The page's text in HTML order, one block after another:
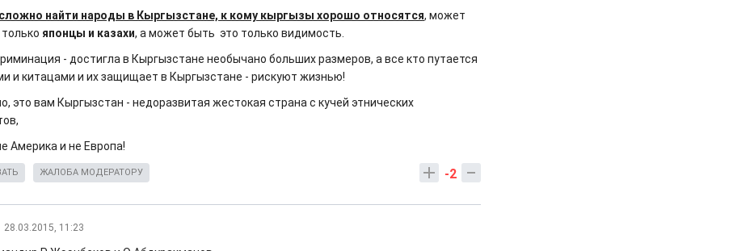
найти народы в Кыргызстане, к кому кыргызы хорошо относятся, может
японцы и казахи, а может быть это только видимость.
- достигла в Кыргызстане необычано больших размеров, а все кто путается
и китацами и их защищает в Кыргызстане - рискуют жизнью!
это вам Кыргызстан - недоразвитая жестокая страна с кучей этнических
Америка и не Европа!
-2
ЖАЛОБА МОДЕРАТОРУ
28.03.2015, 11:23